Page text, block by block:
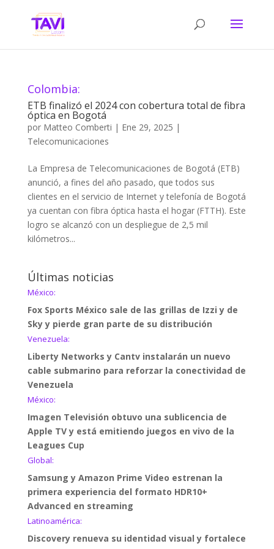
Colombia:
ETB finalizó el 2024 con cobertura total de fibra
óptica en Bogotá
por Matteo Comberti | Ene 29, 2025 |
Telecomunicaciones
La Empresa de Telecomunicaciones de Bogotá (ETB)
anunció, a fines del año pasado, que todos sus
clientes en el servicio de Internet y telefonía de Bogotá
ya cuentan con fibra óptica hasta el hogar (FTTH). Este
logro se alcanzó con un despliegue de 2,5 mil
kilómetros...
Últimas noticias
México:
Fox Sports México sale de las grillas de Izzi y de
Sky y pierde gran parte de su distribución
Venezuela:
Liberty Networks y Cantv instalarán un nuevo
cable submarino para reforzar la conectividad de
Venezuela
México:
Imagen Televisión obtuvo una sublicencia de
Apple TV y está emitiendo juegos en vivo de la
Leagues Cup
Global:
Samsung y Amazon Prime Video estrenan la
primera experiencia del formato HDR10+
Advanced en streaming
Latinoamérica:
Discovery renueva su identidad visual y fortalece